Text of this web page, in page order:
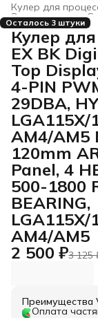
Кулер для
Электроника ›
Главная ›
Осталось 3 штуки
Кулер
EX BK
Top
4-PIN
29DBA,
LGA115X/
AM4/AM5
120mm
Panel, 4
500-1800
BEARING,
LGA115X/
AM4/AM5
2 500 ₽3 125
Преимущества
Оплата